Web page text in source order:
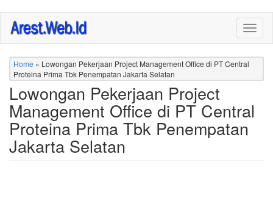
Skip
main
content
Home » Lowongan Pekerjaan Project Management Office di PT Central
Proteina Prima Tbk Penempatan Jakarta Selatan
Lowongan Pekerjaan Project
Management Office di PT Central
Proteina Prima Tbk Penempatan
Jakarta Selatan